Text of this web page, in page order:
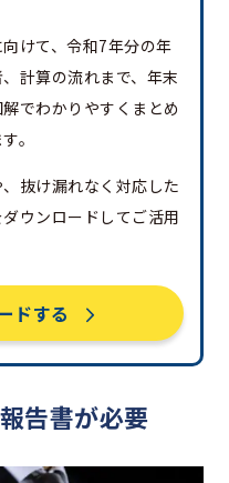
けて、令和7年分の年
計算の流れまで、年末
でわかりやすくまとめ
。
抜け漏れなく対応した
ウンロードしてご活用
ドする
告書が必要